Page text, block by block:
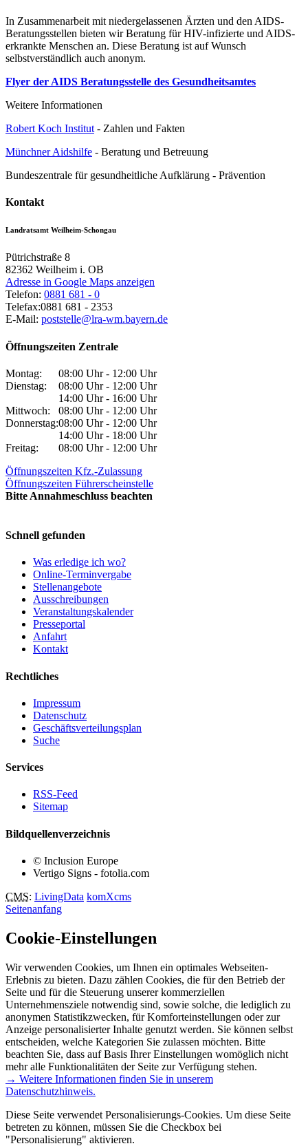
In Zusammenarbeit mit niedergelassenen Ärzten und den AIDS-
Beratungsstellen bieten wir Beratung für HIV-infizierte und AIDS-
erkrankte Menschen an. Diese Beratung ist auf Wunsch
selbstverständlich auch anonym.
Flyer der AIDS Beratungsstelle des Gesundheitsamtes
Weitere Informationen
Robert Koch Institut - Zahlen und Fakten
Münchner Aidshilfe - Beratung und Betreuung
Bundeszentrale für gesundheitliche Aufklärung - Prävention
Kontakt
Landratsamt Weilheim-Schongau
Pütrichstraße 8
82362 Weilheim i. OB
Adresse in Google Maps anzeigen
Telefon: 0881 681 - 0
Telefax:0881 681 - 2353
E-Mail: poststelle@lra-wm.bayern.de
Öffnungszeiten Zentrale
Montag:
08:00 Uhr - 12:00 Uhr
Dienstag:
08:00 Uhr - 12:00 Uhr
14:00 Uhr - 16:00 Uhr
Mittwoch:
08:00 Uhr - 12:00 Uhr
Donnerstag:08:00 Uhr - 12:00 Uhr
14:00 Uhr - 18:00 Uhr
Freitag:
08:00 Uhr - 12:00 Uhr
Öffnungszeiten Kfz.-Zulassung
Öffnungszeiten Führerscheinstelle
Bitte Annahmeschluss beachten
Schnell gefunden
Was erledige ich wo?
Online-Terminvergabe
Stellenangebote
Ausschreibungen
Veranstaltungskalender
Presseportal
Anfahrt
Kontakt
Rechtliches
Impressum
Datenschutz
Geschäftsverteilungsplan
Suche
Services
RSS-Feed
Sitemap
Bildquellenverzeichnis
© Inclusion Europe
Vertigo Signs - fotolia.com
CMS: LivingData komXcms
Seitenanfang
Cookie-Einstellungen
Wir verwenden Cookies, um Ihnen ein optimales Webseiten-
Erlebnis zu bieten. Dazu zählen Cookies, die für den Betrieb der
Seite und für die Steuerung unserer kommerziellen
Unternehmensziele notwendig sind, sowie solche, die lediglich zu
anonymen Statistikzwecken, für Komforteinstellungen oder zur
Anzeige personalisierter Inhalte genutzt werden. Sie können selbst
entscheiden, welche Kategorien Sie zulassen möchten. Bitte
beachten Sie, dass auf Basis Ihrer Einstellungen womöglich nicht
mehr alle Funktionalitäten der Seite zur Verfügung stehen.
→ Weitere Informationen finden Sie in unserem
Datenschutzhinweis.
Diese Seite verwendet Personalisierungs-Cookies. Um diese Seite
betreten zu können, müssen Sie die Checkbox bei
"Personalisierung" aktivieren.